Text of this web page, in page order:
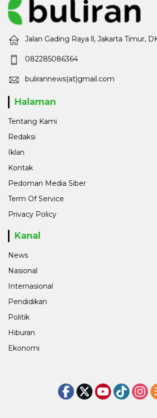
Jalan Gading Raya ll, Jakarta Timur,
082285086364
bulirannews(at)gmail.com
Halaman
Tentang Kami
Redaksi
Iklan
Kontak
Pedoman Media Siber
Term Of Service
Privacy Policy
Kanal
News
Nasional
Internasional
Pendidikan
Politik
Hiburan
Ekonomi